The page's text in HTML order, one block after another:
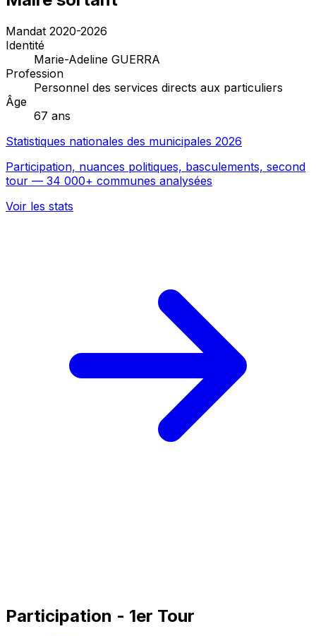
Mandat 2020-2026
Identité
Marie-Adeline GUERRA
Profession
Personnel des services directs aux particuliers
Âge
67 ans
Statistiques nationales des municipales 2026
Participation, nuances politiques, basculements, second
tour — 34 000+ communes analysées
Voir les stats
Participation - 1er Tour